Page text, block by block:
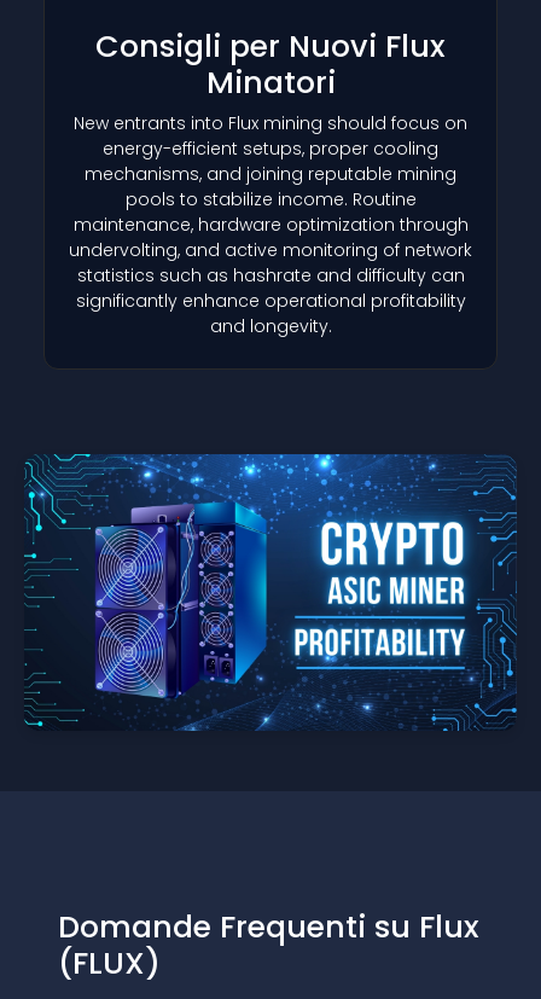
Consigli per Nuovi Flux
Minatori
New entrants into Flux mining should focus on
energy-efficient setups, proper cooling
mechanisms, and joining reputable mining
pools to stabilize income. Routine
maintenance, hardware optimization through
undervolting, and active monitoring of network
statistics such as hashrate and difficulty can
significantly enhance operational profitability
and longevity.
Domande Frequenti su Flux
(FLUX)